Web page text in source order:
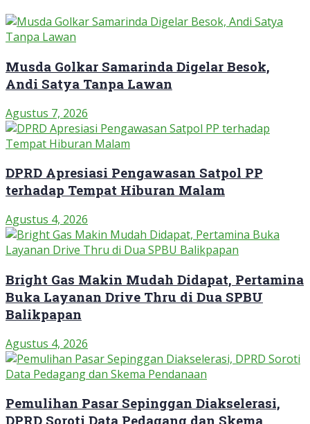
Musda Golkar Samarinda Digelar Besok,
Andi Satya Tanpa Lawan
Agustus 7, 2026
DPRD Apresiasi Pengawasan Satpol PP
terhadap Tempat Hiburan Malam
Agustus 4, 2026
Bright Gas Makin Mudah Didapat, Pertamina
Buka Layanan Drive Thru di Dua SPBU
Balikpapan
Agustus 4, 2026
Pemulihan Pasar Sepinggan Diakselerasi,
DPRD Soroti Data Pedagang dan Skema